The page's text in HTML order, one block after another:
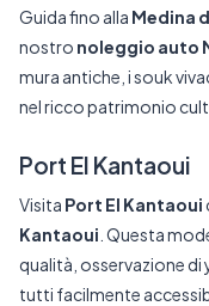
Guida fino alla Medina
nostro noleggio auto
mura antiche, i souk
nel ricco patrimonio
Port El Kantaoui
Visita Port El Kantaoui
Kantaoui . Questa
qualità, osservazione
tutti facilmente